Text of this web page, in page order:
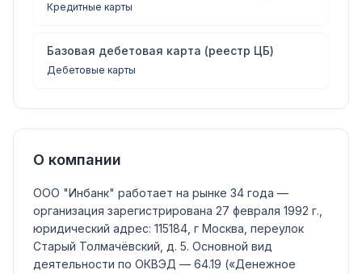
Кредитные карты
Базовая дебетовая карта (реестр ЦБ)
Дебетовые карты
О компании
ООО "Инбанк" работает на рынке 34 года —
организация зарегистрирована 27 февраля 1992 г.,
юридический адрес: 115184, г Москва, переулок
Старый Толмачёвский, д. 5. Основной вид
деятельности по ОКВЭД — 64.19 («Денежное